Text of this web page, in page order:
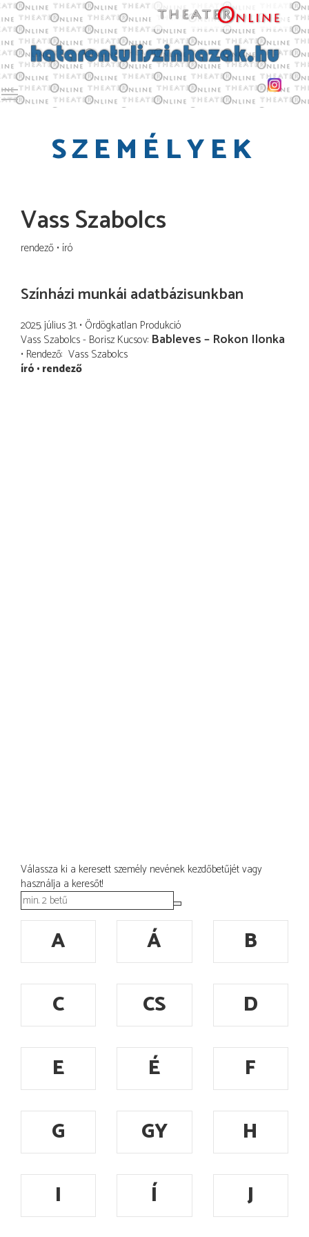
Toggle main menu visibility
SZEMÉLYEK
Vass Szabolcs
rendező író
Színházi munkái adatbázisunkban
2025. július 31. Ördögkatlan Produkció
Vass Szabolcs - Borisz Kucsov Bableves – Rokon Ilonka
Rendező Vass Szabolcs
író rendező
Válassza ki a keresett személy nevének kezdőbetűjét vagy
használja a keresőt!
A Á
B
C
CS
D
E
É
F
G
GY
H
I
Í J